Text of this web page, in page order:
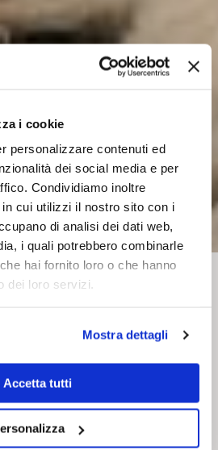
i cookie
personalizzare contenuti ed
dei social media e per
Condividiamo inoltre
cui utilizzi il nostro sito con i
di analisi dei dati web,
i quali potrebbero combinarle
hai fornito loro o che hanno
dei loro servizi.
Mostra dettagli
Accetta tutti
di
a Vienna, che
progettazione.